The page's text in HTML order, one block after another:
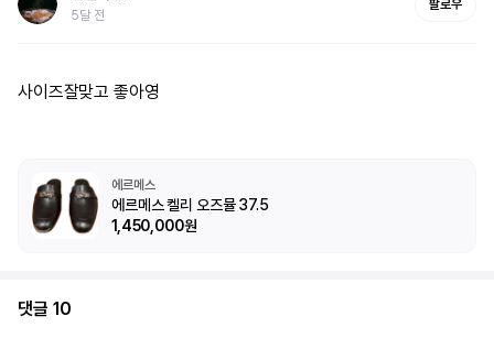
5달 전
팔로우
사이즈잘맞고 좋아영
에르메스
에르메스 켈리 오즈뮬 37.5
1,450,000원
댓글 10